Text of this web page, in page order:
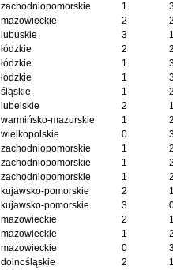
zachodniopomorskie 1
mazowieckie 2
lubuskie 3
łódzkie 2
łódzkie 1
łódzkie 1
śląskie 1
lubelskie 2
warmińsko-mazurskie 1
wielkopolskie 0
zachodniopomorskie 1
zachodniopomorskie 1
zachodniopomorskie 1
kujawsko-pomorskie 2
kujawsko-pomorskie 3
mazowieckie 2
mazowieckie 1
mazowieckie 0
dolnośląskie 2